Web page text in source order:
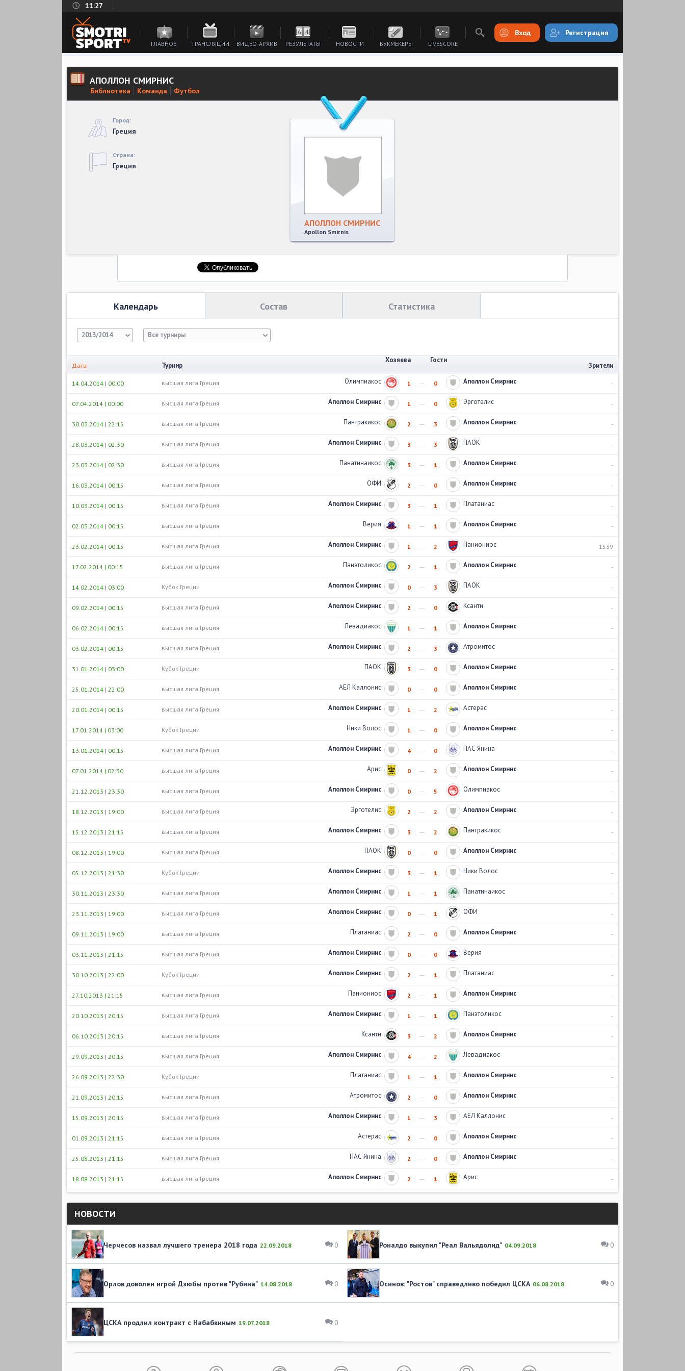
11:27
ГЛАВНОЕ ТРАНСЛЯЦИИ ВИДЕО-АРХИВ РЕЗУЛЬТАТЫ НОВОСТИ БУКМЕКЕРЫ LIVESCORE
Вход Регистрация
АПОЛЛОН СМИРНИС
Библиотека Команда Футбол
Город:
Греция
Страна:
Греция
АПОЛЛОН СМИРНИС
Apollon Smirnis
Календарь Состав Статистика
2013/2014 Все турниры
Дата Турнир
Хозяева Гости
Зрители
14.04.2014 | 00:00 высшая лига Греция Олимпиакос 1 0 Аполлон Смирнис -
07.04.2014 | 00:00 высшая лига Греция Аполлон Смирнис 1 0 Эрготелис -
30.03.2014 | 22:15 высшая лига Греция Пантракикос 2 3 Аполлон Смирнис -
28.03.2014 | 02:30 высшая лига Греция Аполлон Смирнис 3 3 ПАОК -
23.03.2014 | 02:30 высшая лига Греция Панатинаикос 3 1 Аполлон Смирнис -
16.03.2014 | 00:15 высшая лига Греция ОФИ 2 0 Аполлон Смирнис -
10.03.2014 | 00:15 высшая лига Греция Аполлон Смирнис 3 1 Платаниас -
02.03.2014 | 00:15 высшая лига Греция Верия 1 1 Аполлон Смирнис -
23.02.2014 | 00:15 высшая лига Греция Аполлон Смирнис 1 2 Паниониос 1539
17.02.2014 | 00:15 высшая лига Греция Панэтоликос 2 1 Аполлон Смирнис -
14.02.2014 | 03:00 Кубок Греции Аполлон Смирнис 0 3 ПАОК -
09.02.2014 | 00:15 высшая лига Греция Аполлон Смирнис 2 0 Ксанти -
06.02.2014 | 00:15 высшая лига Греция Левадиакос 1 1 Аполлон Смирнис -
03.02.2014 | 00:15 высшая лига Греция Аполлон Смирнис 2 3 Атромитос -
31.01.2014 | 03:00 Кубок Греции ПАОК 3 0 Аполлон Смирнис -
25.01.2014 | 22:00 высшая лига Греция АЕЛ Каллонис 0 0 Аполлон Смирнис -
20.01.2014 | 00:15 высшая лига Греция Аполлон Смирнис 1 2 Астерас -
17.01.2014 | 03:00 Кубок Греции Ники Волос 1 0 Аполлон Смирнис -
13.01.2014 | 00:15 высшая лига Греция Аполлон Смирнис 4 0 ПАС Янина -
07.01.2014 | 02:30 высшая лига Греция Арис 0 2 Аполлон Смирнис -
21.12.2013 | 23:30 высшая лига Греция Аполлон Смирнис 0 5 Олимпиакос -
18.12.2013 | 19:00 высшая лига Греция Эрготелис 2 2 Аполлон Смирнис -
15.12.2013 | 21:15 высшая лига Греция Аполлон Смирнис 3 2 Пантракикос -
08.12.2013 | 19:00 высшая лига Греция ПАОК 0 0 Аполлон Смирнис -
05.12.2013 | 21:30 Кубок Греции Аполлон Смирнис 3 1 Ники Волос -
30.11.2013 | 23:30 высшая лига Греция Аполлон Смирнис 1 1 Панатинаикос -
23.11.2013 | 19:00 высшая лига Греция Аполлон Смирнис 0 1 ОФИ -
09.11.2013 | 19:00 высшая лига Греция Платаниас 2 0 Аполлон Смирнис -
03.11.2013 | 21:15 высшая лига Греция Аполлон Смирнис 0 0 Верия -
30.10.2013 | 22:00 Кубок Греции Аполлон Смирнис 2 1 Платаниас -
27.10.2013 | 21:15 высшая лига Греция Паниониос 2 1 Аполлон Смирнис -
20.10.2013 | 20:15 высшая лига Греция Аполлон Смирнис 1 1 Панэтоликос -
06.10.2013 | 20:15 высшая лига Греция Ксанти 3 2 Аполлон Смирнис -
29.09.2013 | 20:15 высшая лига Греция Аполлон Смирнис 4 2 Левадиакос -
26.09.2013 | 22:30 Кубок Греции Платаниас 1 1 Аполлон Смирнис -
21.09.2013 | 20:15 высшая лига Греция Атромитос 2 0 Аполлон Смирнис -
15.09.2013 | 20:15 высшая лига Греция Аполлон Смирнис 1 3 АЕЛ Каллонис -
01.09.2013 | 21:15 высшая лига Греция Астерас 2 0 Аполлон Смирнис -
25.08.2013 | 21:15 высшая лига Греция ПАС Янина 2 0 Аполлон Смирнис -
18.08.2013 | 21:15 высшая лига Греция Аполлон Смирнис 2 1 Арис -
НОВОСТИ
0
Черчесов назвал лучшего тренера 2018 года 22.09.2018 0
Роналдо выкупил "Реал Вальядолид" 04.09.2018
0
Орлов доволен игрой Дзюбы против "Рубина" 14.08.2018 0
Осинов: "Ростов" справедливо победил ЦСКА 06.08.2018
0
ЦСКА продлил контракт с Набабкиным 19.07.2018